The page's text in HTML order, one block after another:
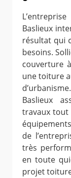
Baslieux
résultat qui
besoins.
couverture
une toiture
Baslieux
travaux tout
de
très
en toute
projet